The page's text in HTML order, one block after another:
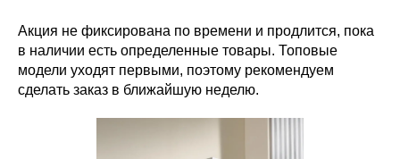
Акция не фиксирована по времени и продлится, пока
в наличии есть определенные товары. Топовые
модели уходят первыми, поэтому рекомендуем
сделать заказ в ближайшую неделю.